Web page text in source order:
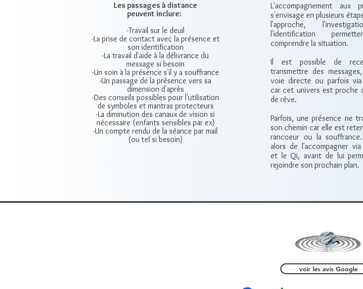
Les passages à distance
peuvent inclure:
-Travail sur le deuil
-La prise de contact avec la présence et
son identification
-La travail d'aide à la délivrance du
message si besoin
-Un soin à la présence s'il y a souffrance
-Un passage de la présence vers sa
dimension d'après
-Des conseils possibles pour l'utilisation
de symboles et mantras protecteurs
-La diminution des canaux de vision si
nécessaire (enfants sensibles par ex)
-Un compte rendu de la séance par mail
(ou tel si besoin)
L'accompagnement aux
s'envisage en plusieurs
l'approche,
l'identification
comprendre la situation.
Il est possible de
transmettre des
voie directe ou parfois
car cet univers est proche
de rêve.
Parfois, une présence ne
son chemin car elle est
rancoeur ou la
alors de l'accompagner
et le Qi, avant de lui
rejoindre son prochain plan.
voir les avis Google